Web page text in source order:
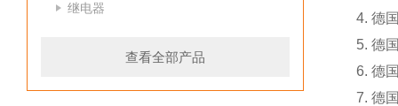
继电器
查看全部产品
4. 德
5. 德
6. 德
7. 德